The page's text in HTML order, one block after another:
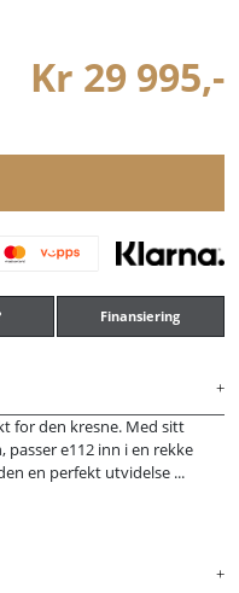
Kr 29 995,-
Finansiering
for den kresne. Med sitt
e112 inn i en rekke
en perfekt utvidelse ...